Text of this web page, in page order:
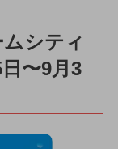
ムシティ
〜9月3